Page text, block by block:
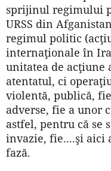
sprijinul regimului
URSS din
regimul politic
internaţionale în
unitatea de acţiune
atentatul, ci
violentă, publică,
adverse, fie a unor
astfel, pentru că se
invazie, fie....şi aici
fază.